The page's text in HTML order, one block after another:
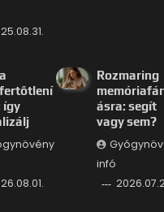
így
Rozmaring
ásra: segít
vagy sem?
infó